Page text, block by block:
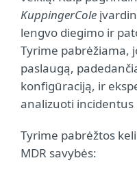
KuppingerCole
lengvo diegimo ir
Tyrime pabrėžiama,
paslaugą,
konfigūraciją, ir
analizuoti
Tyrime pabrėžtos
MDR savybės: